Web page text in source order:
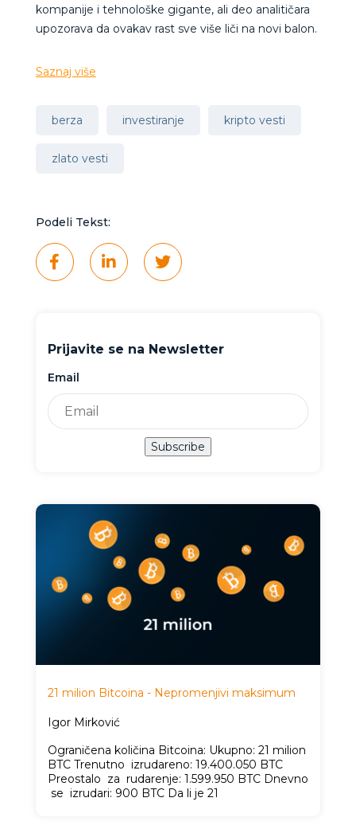
kompanije i tehnološke gigante, ali deo analitičara
upozorava da ovakav rast sve više liči na novi balon.
Saznaj više
berza investiranje kripto vesti
zlato vesti
Podeli Tekst:
Prijavite se na Newsletter
Email
Subscribe
21 milion Bitcoina - Nepromenjivi maksimum
Igor Mirković
Ograničena količina Bitcoina: Ukupno: 21 milion
BTC Trenutno izrudareno: 19.400.050 BTC
Preostalo za rudarenje: 1.599.950 BTC Dnevno
se izrudari: 900 BTC Da li je 21